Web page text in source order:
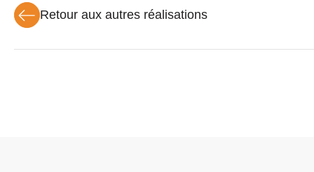
Retour aux autres réalisations